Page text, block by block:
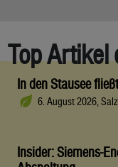
Top Artikel
In den Stausee
6. August 2026,
Insider: Siemens-